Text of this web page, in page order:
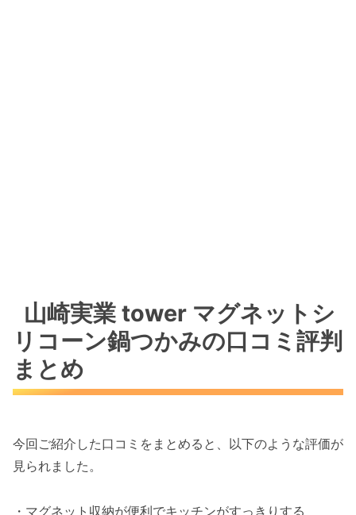
山崎実業 tower マグネットシ
リコーン鍋つかみの口コミ評判
まとめ
今回ご紹介した口コミをまとめると、以下のような評価が
見られました。
・マグネット収納が便利でキッチンがすっきりする